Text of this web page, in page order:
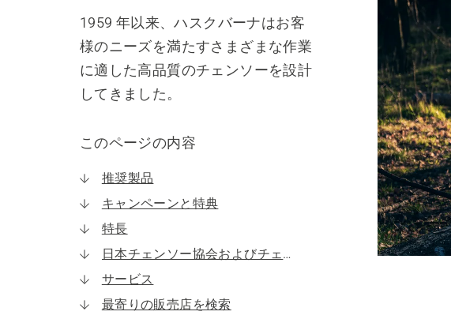
1959 年以来、ハスクバーナはお客
様のニーズを満たすさまざまな作業
に適した高品質のチェンソーを設計
してきました。
このページの内容
推奨製品
キャンペーンと特典
特長
日本チェンソー協会およびチェンソーのしおりについて
サービス
最寄りの販売店を検索